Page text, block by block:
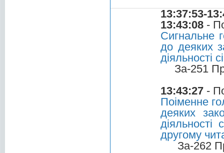
13:37:53-
13:43:08 -
Сигнальне
до деяких
діяльності
За-251
13:43:27 -
Поіменне
деяких
другому
За-262